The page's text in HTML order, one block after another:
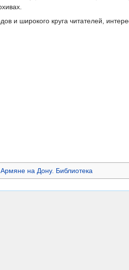
и широкого круга читателей,
Армяне на Дону. Библиотека